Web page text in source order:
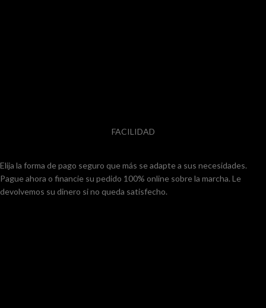
FACILIDAD
Elija la forma de pago seguro que más se adapte a sus necesidades.
Pague ahora o financie su pedido 100% online sobre la marcha. Le
devolvemos su dinero si no queda satisfecho.